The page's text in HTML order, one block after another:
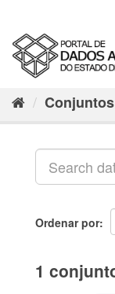
Ordenar por
1